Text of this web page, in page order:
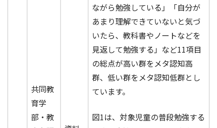
共同教
育学
部・教
ながら勉強している」「自分が
あまり理解できていないと気づ
いたら、教科書やノートなどを
見返して勉強する」など11項目
の総点が高い群をメタ認知高
群、低い群をメタ認知低群とし
ています。
図1は、対象児童の普段勉強する